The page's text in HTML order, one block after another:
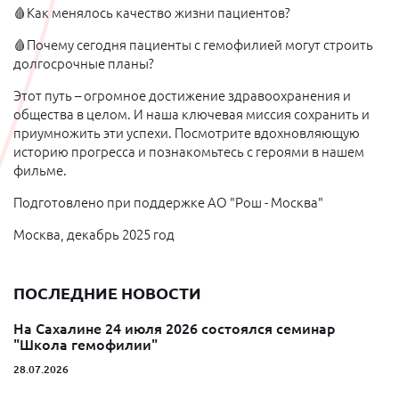
🩸Как менялось качество жизни пациентов?
🩸Почему сегодня пациенты с гемофилией могут строить
долгосрочные планы?
Этот путь – огромное достижение здравоохранения и
общества в целом. И наша ключевая миссия сохранить и
приумножить эти успехи. Посмотрите вдохновляющую
историю прогресса и познакомьтесь с героями в нашем
фильме.
Подготовлено при поддержке АО "Рош - Москва"
Москва, декабрь 2025 год
ПОСЛЕДНИЕ НОВОСТИ
На Сахалине 24 июля 2026 состоялся семинар
"Школа гемофилии"
28.07.2026